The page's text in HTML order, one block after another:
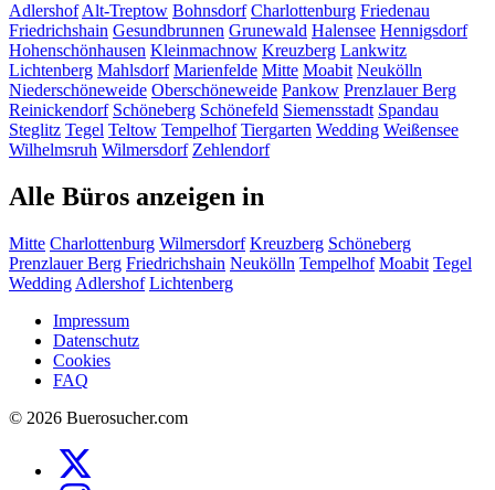
Adlershof Alt-Treptow Bohnsdorf Charlottenburg Friedenau
Friedrichshain Gesundbrunnen Grunewald Halensee Hennigsdorf
Hohenschönhausen Kleinmachnow Kreuzberg Lankwitz
Lichtenberg Mahlsdorf Marienfelde Mitte Moabit Neukölln
Niederschöneweide Oberschöneweide Pankow Prenzlauer Berg
Reinickendorf Schöneberg Schönefeld Siemensstadt Spandau
Steglitz Tegel Teltow Tempelhof Tiergarten Wedding Weißensee
Wilhelmsruh Wilmersdorf Zehlendorf
Alle Büros anzeigen in
Mitte Charlottenburg Wilmersdorf Kreuzberg Schöneberg
Prenzlauer Berg Friedrichshain Neukölln Tempelhof Moabit Tegel
Wedding Adlershof Lichtenberg
Impressum
Datenschutz
Cookies
FAQ
© 2026 Buerosucher.com